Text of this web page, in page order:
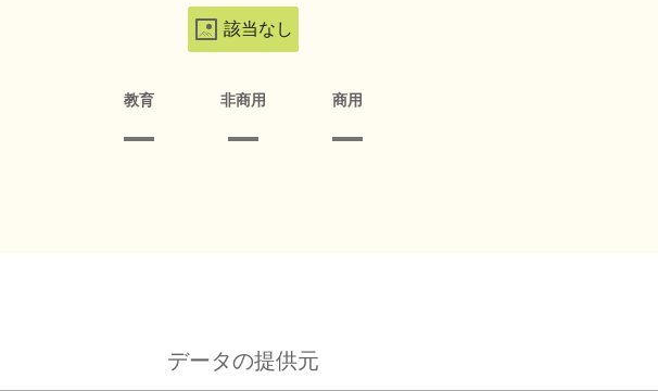
該当なし
教育 非商用 商用
データの提供元